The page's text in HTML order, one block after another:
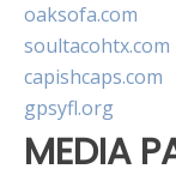
oaksofa.com
soultacohtx.com
capishcaps.com
gpsyfl.org
MEDIA